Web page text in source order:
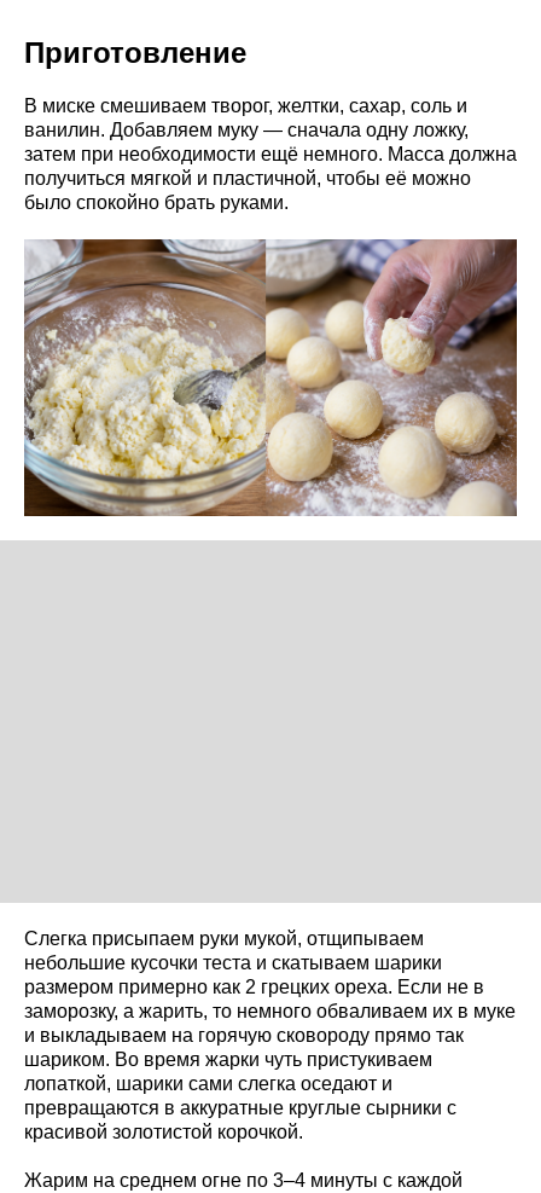
Приготовление
В миске смешиваем творог, желтки, сахар, соль и
ванилин. Добавляем муку — сначала одну ложку,
затем при необходимости ещё немного. Масса должна
получиться мягкой и пластичной, чтобы её можно
было спокойно брать руками.
Слегка присыпаем руки мукой, отщипываем
небольшие кусочки теста и скатываем шарики
размером примерно как 2 грецких ореха. Если не в
заморозку, а жарить, то немного обваливаем их в муке
и выкладываем на горячую сковороду прямо так
шариком. Во время жарки чуть пристукиваем
лопаткой, шарики сами слегка оседают и
превращаются в аккуратные круглые сырники с
красивой золотистой корочкой.
Жарим на среднем огне по 3–4 минуты с каждой